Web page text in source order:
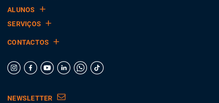
ALUNOS
SERVIÇOS
CONTACTOS
NEWSLETTER